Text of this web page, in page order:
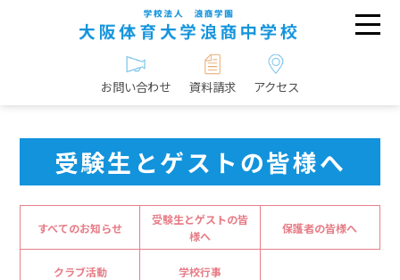
お問い合わせ 資料請求 アクセス
受験生とゲストの皆様へ
すべてのお知らせ
受験生とゲストの皆
様へ
保護者の皆様へ
クラブ活動 学校行事